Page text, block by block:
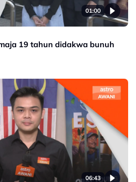
01:00
19 tahun didakwa bunuh
06:43